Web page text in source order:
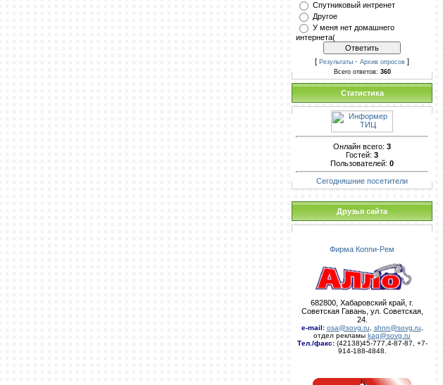
Спутниковый интренет
Другое
У меня нет домашнего
интернета(
[ Результаты · Архив опросов ]
Всего ответов: 360
Статистика
Онлайн всего: 3
Гостей: 3
Пользователей: 0
Сегодняшние посетители
Друзья сайта
Фирма Коппи-Рем
682800, Хабаровский край, г.
Советская Гавань, ул. Советская,
24.
e-mail: osa@sovg.ru shnn@sovg.ru
отдел рекламы kag@sovg.ru
Тел./факс:(42138)45-777,4-87-87, +7-
914-188-4848.